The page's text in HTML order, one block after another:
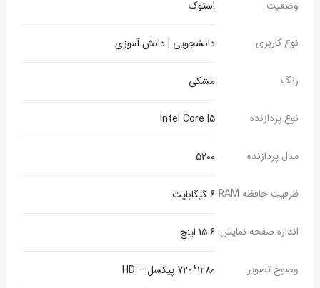
وضعیت استوک
نوع کاربری دانشجویی | دانش آموزی
رنگ مشکی
نوع پردازنده Intel Core I5
مدل پردازنده 5200
ظرفیت حافظه RAM 6 گیگابایت
اندازه صفحه نمایش 15.6 اینچ
وضوح تصویر 1280*720 پیکسل – HD